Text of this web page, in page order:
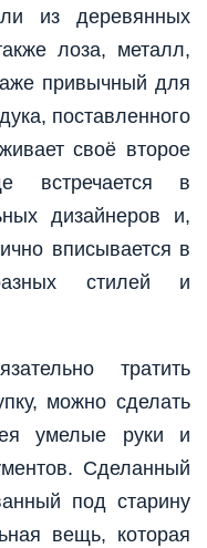
из деревянных
лоза, металл,
привычный для
поставленного
своё второе
встречается в
дизайнеров и,
вписывается в
стилей и
тратить
можно сделать
умелые руки и
Сделанный
под старину
вещь, которая